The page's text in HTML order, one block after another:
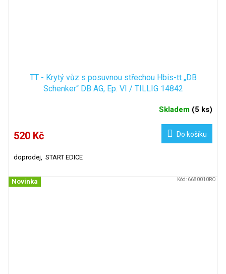
TT - Krytý vůz s posuvnou střechou Hbis-tt „DB
Schenker“ DB AG, Ep. VI / TILLIG 14842
Skladem (5 ks)
520 Kč Do košíku
doprodej, START EDICE
Novinka Kód: 6680010RO